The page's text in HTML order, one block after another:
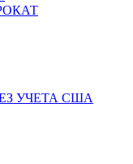
УЧЕТА США